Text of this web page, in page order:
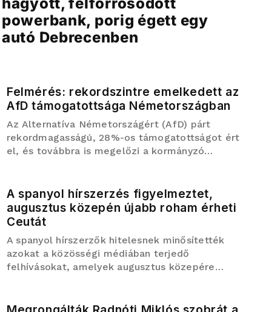
powerbank, porig égett egy
autó Debrecenben
Felmérés: rekordszintre emelkedett az
AfD támogatottsága Németországban
Az Alternatíva Németországért (AfD) párt
rekordmagasságú, 28%-os támogatottságot ért
el, és továbbra is megelőzi a kormányzó
ARD-DeutschlandTrend közvélemén...
A spanyol hírszerzés figyelmeztet,
augusztus közepén újabb roham érheti
Ceutát
A spanyol hírszerzők hitelesnek minősítették
azokat a közösségi médiában terjedő
felhívásokat, amelyek augusztus közepére
mozgósítás intenzívebb, mi...